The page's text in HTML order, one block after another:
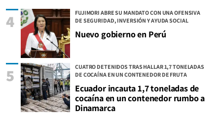
FUJIMORI ABRE SU MANDATO CON UNA OFENSIVA
DE SEGURIDAD, INVERSIÓN Y AYUDA SOCIAL
Nuevo gobierno en Perú
4
CUATRO DETENIDOS TRAS HALLAR 1,7 TONELADAS
DE COCAÍNA EN UN CONTENEDOR DE FRUTA
Ecuador incauta 1,7 toneladas de
cocaína en un contenedor rumbo a
Dinamarca
5